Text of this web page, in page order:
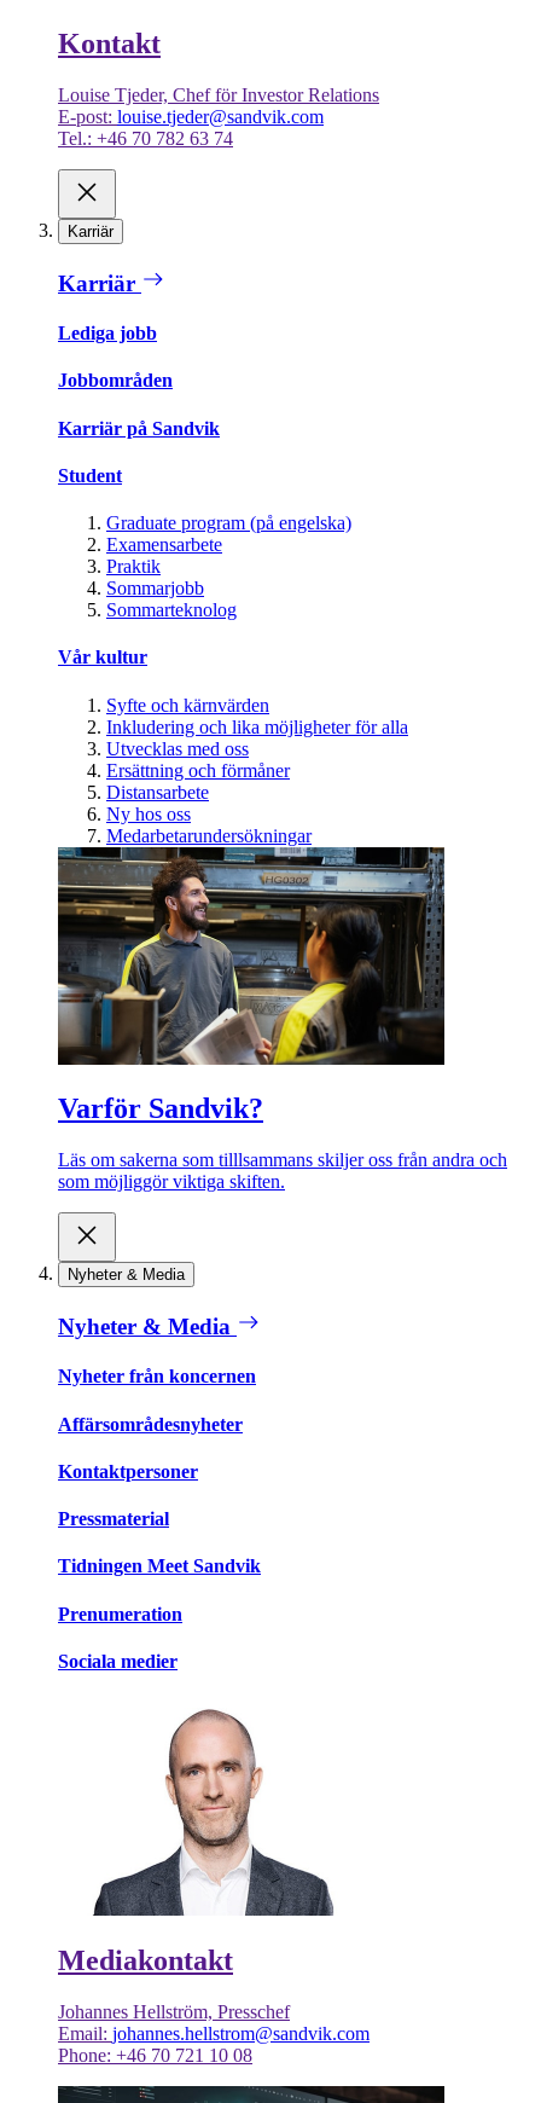
Kontakt
Louise Tjeder, Chef för Investor Relations
E-post: louise.tjeder@sandvik.com
Tel.: +46 70 782 63 74
Karriär
Karriär
Lediga jobb
Jobbområden
Karriär på Sandvik
Student
Graduate program (på engelska)
Examensarbete
Praktik
Sommarjobb
Sommarteknolog
Vår kultur
Syfte och kärnvärden
Inkludering och lika möjligheter för alla
Utvecklas med oss
Ersättning och förmåner
Distansarbete
Ny hos oss
Medarbetarundersökningar
Varför Sandvik?
Läs om sakerna som tilllsammans skiljer oss från andra och
som möjliggör viktiga skiften.
Nyheter & Media
Nyheter & Media
Nyheter från koncernen
Affärsområdesnyheter
Kontaktpersoner
Pressmaterial
Tidningen Meet Sandvik
Prenumeration
Sociala medier
Mediakontakt
Johannes Hellström, Presschef
Email: johannes.hellstrom@sandvik.com
Phone: +46 70 721 10 08